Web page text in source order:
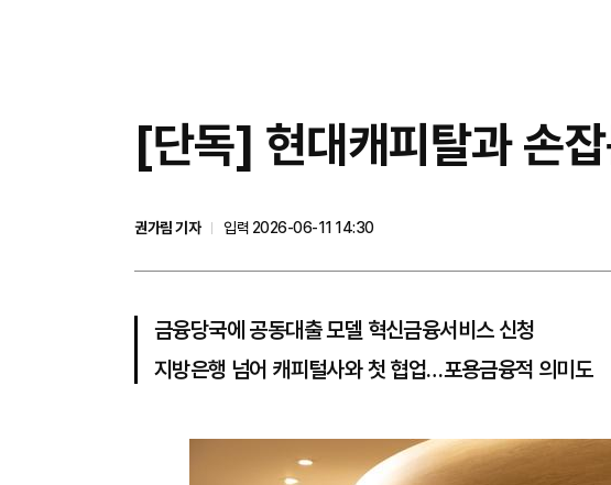
[단독] 현대캐피탈과 손
권가림 기자
입력 2026-06-11 14:30
금융당국에 공동대출 모델 혁신금융서비스 신청
지방은행 넘어 캐피털사와 첫 협업…포용금융적 의미도